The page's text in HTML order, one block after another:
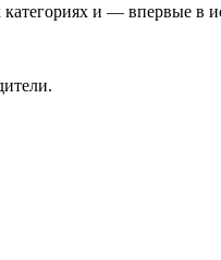
и — впервые в